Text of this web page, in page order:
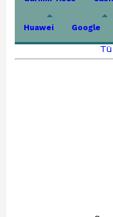
Huawei Google